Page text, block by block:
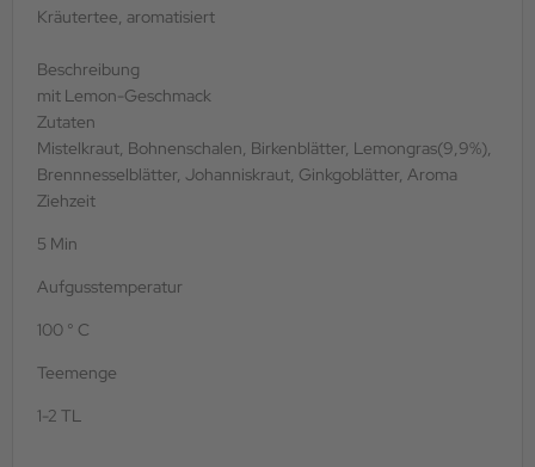
Kräutertee, aromatisiert
Beschreibung
mit Lemon-Geschmack
Zutaten
Mistelkraut, Bohnenschalen, Birkenblätter, Lemongras(9,9%),
Brennnesselblätter, Johanniskraut, Ginkgoblätter, Aroma
Ziehzeit
5 Min
Aufgusstemperatur
100 ° C
Teemenge
1-2 TL